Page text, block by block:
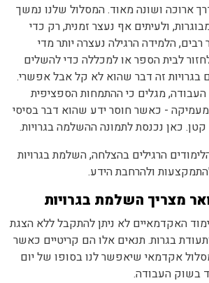
ארוכה ושונה מאוד. המסלול שלנו נמשך
ולעיתים אף נעצר זמנית, רק כדי
הלמידה הרגילה נעצרה יותר מדי
לבית הספר או למכללה כדי להשלים
בגרויות זה דבר שהוא לא קל אבל אפשרי.
מגלים כי ההתמחות הספציפית
מעמיקה - כאשר חוסר ידע שהוא דבר בסיסי
כאן נכנסת לתמונה ההשלמה בגרויות.
הרגילים בהצלחה, השלמת בגרויות
ולהרחבת הידע.
מצריך השלמת בגרויות
האקדמאיים לא ניתן להתקבל ללא הצגת
ותעודת בגרות. תנאים אלו הם קריטיים כאשר
אקדמאי שיאפשר לנו בסופו של יום
בשוק העבודה.